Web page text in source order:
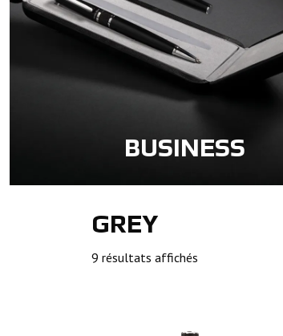
BUSINESS
GREY
9 résultats affichés